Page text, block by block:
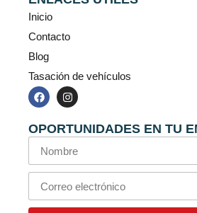
Inicio
Contacto
Blog
Tasación de vehículos
OPORTUNIDADES EN TU